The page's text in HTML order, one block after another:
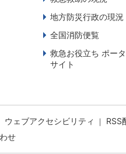
地方防災行政の現況
全国消防便覧
救急お役立ち ポー
サイト
ウェブアクセシビリティ RSS
せ